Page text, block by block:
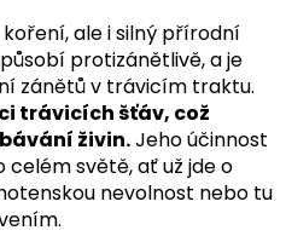
ale i silný přírodní
protizánětlivě, a je
zánětů v trávicím traktu.
trávicích šťáv, což
živin.Jeho účinnost
celém světě, ať už jde o
nevolnost nebo tu